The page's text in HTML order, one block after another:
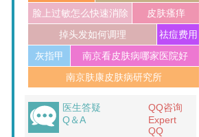
脸上过敏怎么快速消除
皮肤瘙痒
掉头发如何调理
祛痘费用
灰指甲
南京看皮肤病哪家医院好
南京肤康皮肤病研究所
医生答疑
Q＆A
QQ咨询
Expert
QQ